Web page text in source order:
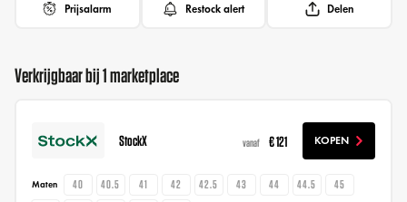
Prijsalarm Restock alert Delen
Verkrijgbaar bij 1 marketplace
StockX vanaf € 121 KOPEN
Maten 40 40.5 41 42 42.5 43 44 44.5
45